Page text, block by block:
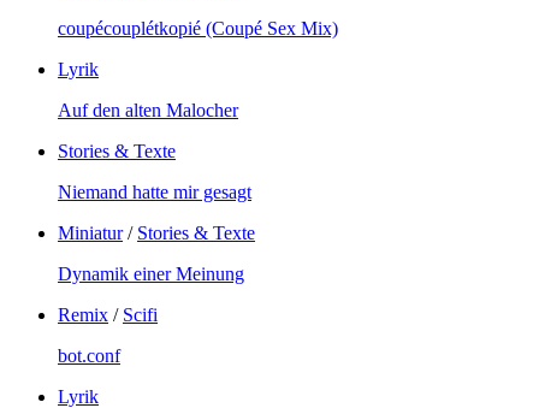
coupécouplétkopié (Coupé Sex Mix)
Lyrik
Auf den alten Malocher
Stories & Texte
Niemand hatte mir gesagt
Miniatur/ Stories & Texte
Dynamik einer Meinung
Remix / Scifi
bot.conf
Lyrik